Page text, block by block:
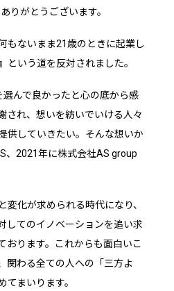
りがとうございます。
もないまま21歳のときに起業し
という道を反対されました。
んで良かったと心の底から感
され、想いを紡いでいける人々
供していきたい。そんな想いか
、2021年に株式会社AS group
変化が求められる時代になり、
してのイノベーションを追い求
おります。これからも面白いこ
関わる全ての人への「三方よ
てまいります。